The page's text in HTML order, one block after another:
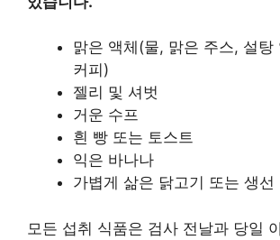
맑은 액체(물, 맑은 주스, 설탕
커피)
젤리 및 셔벗
거운 수프
흰 빵 또는 토스트
익은 바나나
가볍게 삶은 닭고기 또는 생선
모든 섭취 식품은 검사 전날과 당일